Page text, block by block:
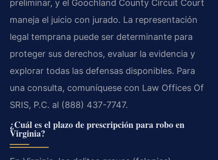
preliminar, y el Goochland County Circuit Court
maneja el juicio con jurado. La representación
legal temprana puede ser determinante para
proteger sus derechos, evaluar la evidencia y
explorar todas las defensas disponibles. Para
una consulta, comuníquese con Law Offices Of
SRIS, P.C. al (888) 437-7747.
¿Cuál es el plazo de prescripción para robo en
Virginia?